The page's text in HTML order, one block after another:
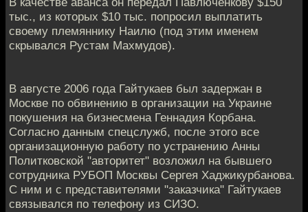
тыс., из которых $10 тыс. попросил выплатить
своему племяннику Наилю (под этим именем
скрывался Рустам Махмудов).
В августе 2006 года Гайтукаев был задержан в
Москве по обвинению в организации на Украине
покушения на бизнесмена Геннадия Корбана.
Согласно данным спецслужб, после этого все
организационную работу по устранению Анны
Политковской "авторитет" возложил на бывшего
сотрудника РУБОП Москвы Сергея Хаджикурбанова.
С ним и с представителями "заказчика" Гайтукаев
связывался по телефону из СИЗО.